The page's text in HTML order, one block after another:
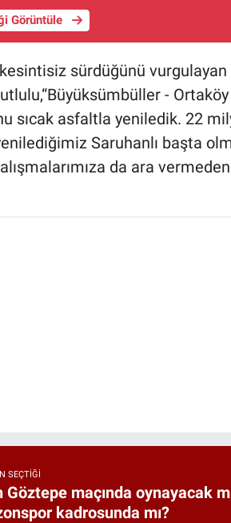
Görüntüle
sürdüğünü
-
sıcak asfaltla yeniledik. 22
yenilediğimiz Saruhanlı başta
da ara
SEÇTIĞI
Göztepe maçında oynayacak
kadrosunda mı?